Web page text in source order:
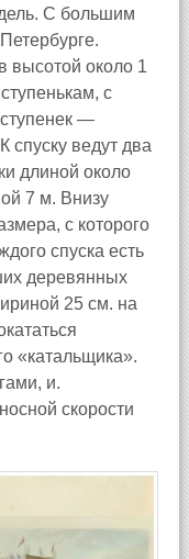
С большим
высотой около 1
с
—
спуску ведут два
длиной около
7 м. Внизу
с которого
спуска есть
деревянных
25 см. на
«катальщика».
и.
скорости